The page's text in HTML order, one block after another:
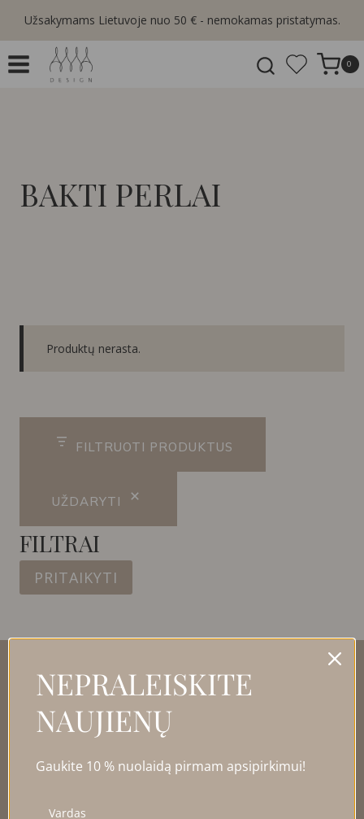
content
Užsakymams Lietuvoje nuo 50 € - nemokamas pristatymas.
0
BAKTI PERLAI
Produktų nerasta.
FILTRUOTI PRODUKTUS
UŽDARYTI
FILTRAI
PRITAIKYTI
NEPRALEISKITE
NAUJIENŲ
Gaukite 10 % nuolaidą pirmam apsipirkimui!